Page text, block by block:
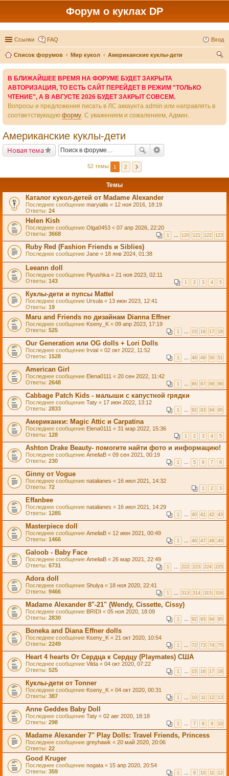
Форум о куклах DP
Ссылки FAQ Вход
Список форумов Мир кукол
Американские куклы-дети
В БЛИЖАЙШЕЕ ВРЕМЯ НА ФОРУМЕ БУДЕТ ЗАКРЫТА
АВТОРИЗАЦИЯ, ТО ЕСТЬ САЙТ ПЕРЕЙДЕТ В РЕЖИМ "ТОЛЬКО
ЧТЕНИЕ", А В АВГУСТЕ 2026 БУДЕТ ЗАКРЫТ СОВСЕМ.
Вопросы и предложения писать в ЛС аккаунта admin или направлять в
соответствующую форму. С уважением и сожалением, Админ.
Американские куклы-дети
Новая тема
52 темы 1 2
Темы
Каталог кукол-детей от Madame Alexander
Последнее сообщение maryialis « 12 ноя 2016, 18:19
Ответы: 24
Helen Kish
Последнее сообщение Olga0453 « 07 апр 2026, 22:20
Ответы: 3668 1 … 120 121 122 123
Ruby Red (Fashion Friends и Siblies)
Последнее сообщение Jane « 18 янв 2024, 01:38
Leeann doll
Последнее сообщение Plyushka « 21 ноя 2023, 02:11
Ответы: 143 1 2 3 4 5
Куклы-дети и пупсы Mattel
Последнее сообщение Ursula « 13 июн 2023, 12:41
Ответы: 19
Maru and Friends по дизайнам Dianna Effner
Последнее сообщение Kseny_K « 09 апр 2023, 17:19
Ответы: 525 1 … 15 16 17 18
Our Generation или OG dolls + Lori Dolls
Последнее сообщение Irvial « 02 окт 2022, 11:52
Ответы: 1528 1 … 48 49 50 51
American Girl
Последнее сообщение Elena0111 « 20 сен 2022, 11:42
Ответы: 2648 1 … 86 87 88 89
Cabbage Patch Kids - малыши с капустной грядки
Последнее сообщение Taty « 17 июн 2022, 13:12
Ответы: 2833 1 … 92 93 94 95
Американки: Magic Attic и Carpatina
Последнее сообщение Elena0111 « 31 мар 2022, 15:36
Ответы: 128 1 2 3 4 5
Ashton Drake Beauty- помогите найти фото и информацию!
Последнее сообщение AmeliaB « 09 сен 2021, 00:19
Ответы: 230 1 … 5 6 7 8
Ginny от Vogue
Последнее сообщение natalianes « 16 июл 2021, 14:32
Ответы: 72 1 2 3
Effanbee
Последнее сообщение natalianes « 16 июл 2021, 14:29
Ответы: 1285 1 … 40 41 42 43
Masterpiece doll
Последнее сообщение AmeliaB « 12 июн 2021, 00:49
Ответы: 1466 1 … 46 47 48 49
Galoob - Baby Face
Последнее сообщение AmeliaB « 26 мар 2021, 22:49
Ответы: 6731 1 … 222 223 224 225
Adora doll
Последнее сообщение Shulya « 18 ноя 2020, 22:41
Ответы: 9466 1 … 313 314 315 316
Madame Alexander 8"-21" (Wendy, Cissette, Cissy)
Последнее сообщение BRIDI « 05 ноя 2020, 18:09
Ответы: 2830 1 … 92 93 94 95
Boneka and Diana Effner dolls
Последнее сообщение Kseny_K « 21 окт 2020, 10:54
Ответы: 2249 1 … 72 73 74 75
Heart 4 hearts От Сердца к Сердцу (Playmates) США
Последнее сообщение Vilda « 04 окт 2020, 07:22
Ответы: 525 1 … 15 16 17 18
Куклы-дети от Tonner
Последнее сообщение Kseny_K « 04 окт 2020, 00:31
Ответы: 387 1 … 10 11 12 13
Anne Geddes Baby Doll
Последнее сообщение Taty « 02 авг 2020, 18:18
Ответы: 298 1 … 7 8 9 10
Madame Alexander 7" Play Dolls: Travel Friends, Princess
Последнее сообщение greyhawk « 20 май 2020, 20:06
Ответы: 22
Good Kruger
Последнее сообщение nogata « 15 апр 2020, 20:54
Ответы: 359 1 … 9 10 11 12